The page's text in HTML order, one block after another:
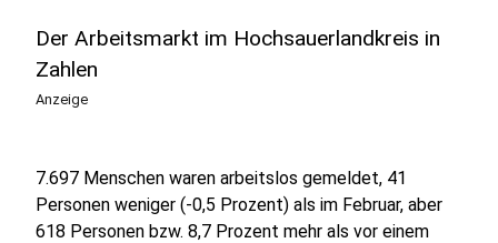
Der Arbeitsmarkt im Hochsauerlandkreis in
Zahlen
Anzeige
7.697 Menschen waren arbeitslos gemeldet, 41
Personen weniger (-0,5 Prozent) als im Februar, aber
618 Personen bzw. 8,7 Prozent mehr als vor einem